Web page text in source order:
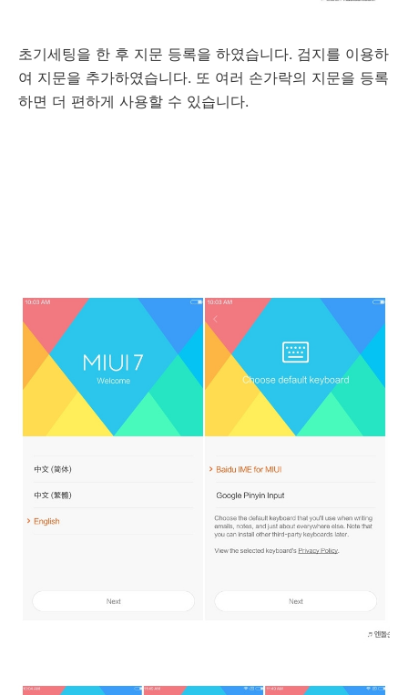
초기세팅을 한 후 지문 등록을 하였습니다. 검지를 이용하
여 지문을 추가하였습니다. 또 여러 손가락의 지문을 등록
하면 더 편하게 사용할 수 있습니다.